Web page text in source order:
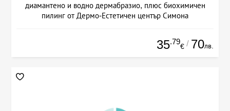
диамантено и водно дермабразио, плюс биохимичен
пилинг от Дермо-Естетичен център Симона
35.79
€ / 70лв.